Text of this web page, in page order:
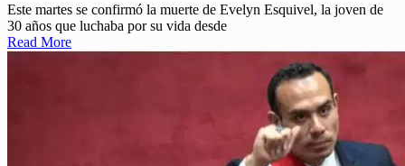
Este martes se confirmó la muerte de Evelyn Esquivel, la joven de
30 años que luchaba por su vida desde
Read More